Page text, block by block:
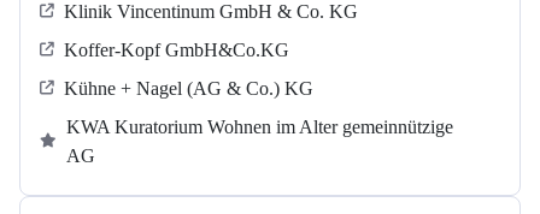
Klinik Vincentinum GmbH & Co. KG
Koffer-Kopf GmbH&Co.KG
Kühne + Nagel (AG & Co.) KG
KWA Kuratorium Wohnen im Alter gemeinnützige
AG